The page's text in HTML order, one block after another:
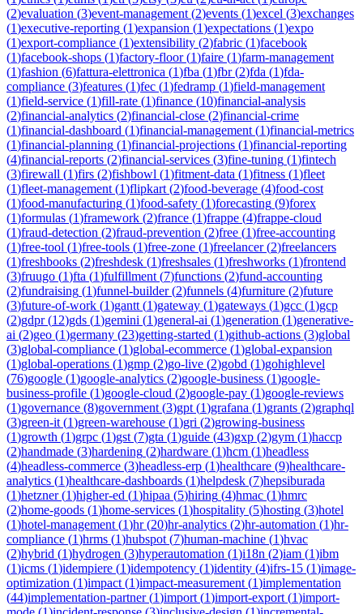
(2)evaluation (3)event-management (2)events (1)excel (3)exchanges
(1)executive-reporting (1)expansion (1)expectations (1)expo
(1)export-compliance (1)extensibility (2)fabric (1)facebook
(1)facebook-shops (1)factory-floor(1)faire (1)farm-management
(1)fashion (6)fattura-elettronica (1)fba (1)fbr(2)fda (1)fda-
compliance (3)features (1)fec (1)fedramp (1)field-management
(1)field-service (1)fill-rate (1)finance (10)financial-analysis
(2)financial-analytics (2)financial-close (2)financial-crime
(1)financial-dashboard (1)financial-management (1)financial-metrics
(1)financial-planning (1)financial-projections (1)financial-reporting
(4)financial-reports (2)financial-services (3)fine-tuning (1)fintech
(3)firewall (1)firs (2)fishbowl (1)fitment-data (1)fitness (1)fleet
(1)fleet-management (1)flipkart (2)food-beverage (4)food-cost
(1)food-manufacturing (1)food-safety (1)forecasting (9)forex
(1)formulas (1)framework (2)france (1)frappe (4)frappe-cloud
(1)fraud-detection (2)fraud-prevention (2)free (1)free-accounting
(1)free-tool (1)free-tools (1)free-zone (1)freelancer(2)freelancers
(1)freshbooks (2)freshdesk (1)freshsales (1)freshworks (1)frontend
(3)fruugo (1)fta (1)fulfillment (7)functions (2)fund-accounting
(2)fundraising (1)funnel-builder(2)funnels (4)furniture (2)future
(3)future-of-work (1)gantt (1)gateway (1)gateways (1)gcc (1)gcp
(2)gdpr(12)gds (1)gemini (1)general-ai (1)generation (1)generative-
ai (2)geo (1)germany (23)getting-started (1)github-actions (3)global
(3)global-compliance (1)global-ecommerce (1)global-expansion
(1)global-operations (1)gmp (2)go-live (2)gobd (1)gohighlevel
(76)google (1)google-analytics (2)google-business (1)google-
business-profile (1)google-cloud (2)google-pay (1)google-reviews
(1)governance (8)government (3)gpt (1)grafana (1)grants (2)graphql
(3)green-it (1)green-warehouse (1)gri (2)growing-business
(1)growth (1)grpc (1)gst (7)gta (1)guide (43)gxp (2)gym (1)haccp
(2)handmade (3)hardening (2)hardware (1)hcm (1)headless
(4)headless-commerce (3)headless-erp (1)healthcare (9)healthcare-
analytics (1)healthcare-dashboards (1)helpdesk (7)hepsiburada
(1)hetzner(1)higher-ed (1)hipaa (5)hiring (4)hmac (1)hmrc
(2)home-goods (1)home-services (1)hospitality (5)hosting (3)hotel
(1)hotel-management (1)hr(20)hr-analytics (2)hr-automation (1)hr-
compliance (1)hrms (1)hubspot (7)human-machine (1)hvac
(2)hybrid (1)hydrogen (3)hyperautomation (1)i18n (2)iam (1)ibm
(1)icms (1)idempiere (1)idempotency (1)identity (4)ifrs-15 (1)image-
optimization (1)impact (1)impact-measurement (1)implementation
(44)implementation-partner(1)import (1)import-export (1)import-